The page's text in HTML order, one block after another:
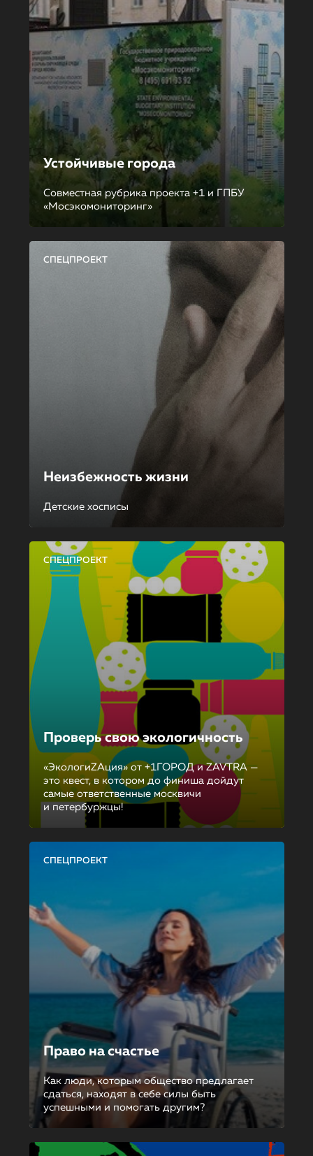
Устойчивые города
Совместная рубрика проекта +1 и ГПБУ
«Мосэкомониторинг»
СПЕЦПРОЕКТ
Неизбежность жизни
Детские хосписы
СПЕЦПРОЕКТ
Проверь свою экологичность
«ЭкологиZAция» от +1ГОРОД и ZAVTRA —
это квест, в котором до финиша дойдут
самые ответственные москвичи
и петербуржцы!
СПЕЦПРОЕКТ
Право на счастье
Как люди, которым общество предлагает
сдаться, находят в себе силы быть
успешными и помогать другим?